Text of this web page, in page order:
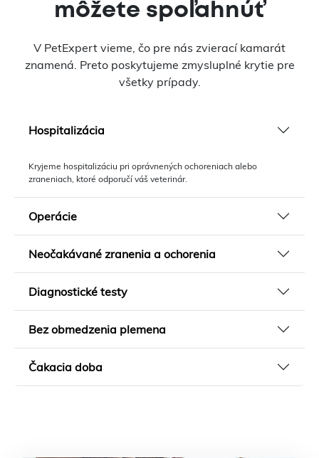
môžete spoľahnúť
V PetExpert vieme, čo pre nás zvierací kamarát
znamená. Preto poskytujeme zmysluplné krytie pre
všetky prípady.
Hospitalizácia
Kryjeme hospitalizáciu pri oprávnených ochoreniach alebo
zraneniach, ktoré odporučí váš veterinár.
Operácie
Neočakávané zranenia a ochorenia
Diagnostické testy
Bez obmedzenia plemena
Čakacia doba